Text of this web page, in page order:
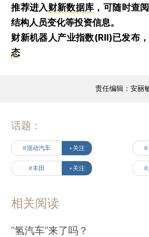
推荐进入财新数据库 ，可随时查
结构人员变化等投资信息。
财新机器人产业指数(RII)已发布，
态
责任编辑：安丽
话题：
#混动汽车 +关注 #
#丰田 +关注 #
相关阅读
“氢汽车”来了吗？